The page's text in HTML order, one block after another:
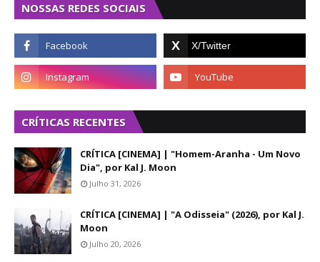
NOSSAS REDES SOCIAIS
CRÍTICAS RECENTES
CRÍTICA [CINEMA] | "Homem-Aranha - Um Novo
Dia", por Kal J. Moon
Julho 31, 2026
CRÍTICA [CINEMA] | "A Odisseia" (2026), por Kal J.
Moon
Julho 20, 2026